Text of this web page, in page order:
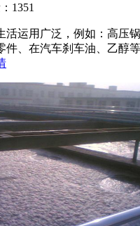
1351
活运用广泛，例如：高压
件、在汽车刹车油、乙醇